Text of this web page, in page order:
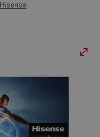
Hisense